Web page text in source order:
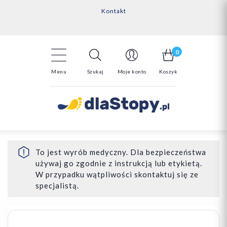
Kontakt
14 Dni na darmowy zwrot*
Menu Szukaj Moje konto
0
Koszyk
To jest wyrób medyczny. Dla bezpieczeństwa
używaj go zgodnie z instrukcją lub etykietą.
W przypadku wątpliwości skontaktuj się ze
specjalistą.